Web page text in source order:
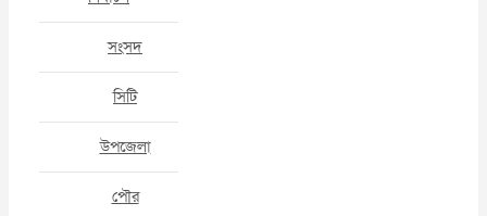
সংসদ
সিটি
উপজেলা
পৌর